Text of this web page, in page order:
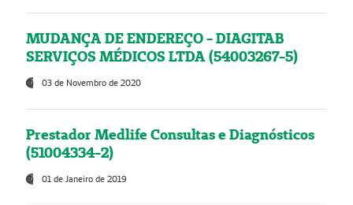
MUDANÇA DE ENDEREÇO - DIAGITAB
SERVIÇOS MÉDICOS LTDA (54003267-5)
03 de Novembro de 2020
Prestador Medlife Consultas e Diagnósticos
(51004334-2)
01 de Janeiro de 2019